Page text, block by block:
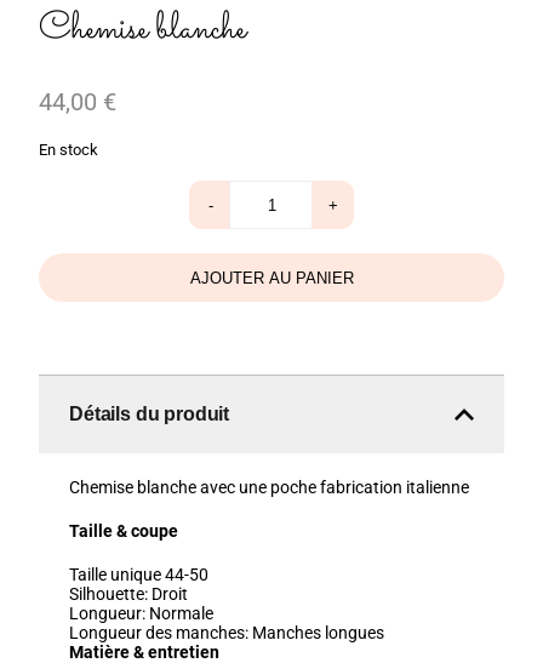
Chemise blanche
44,00 €
En stock
de
Chemise
blanche
- +
AJOUTER AU PANIER
Détails du produit
Chemise blanche avec une poche fabrication italienne
Taille & coupe
Taille unique 44-50
Silhouette: Droit
Longueur: Normale
Longueur des manches: Manches longues
Matière & entretien